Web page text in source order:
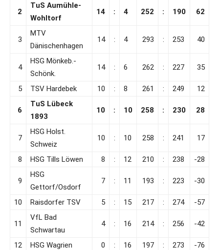
2
TuS Aumühle-
Wohltorf
14 : 4 252 : 190 62
3
MTV
Dänischenhagen
14 : 4 293 : 253 40
4
HSG Mönkeb.-
Schönk.
14 : 6 262 : 227 35
5 TSV Hardebek 10 : 8 261 : 249 12
6
TuS Lübeck
1893
10 : 10 258 : 230 28
7
HSG Holst.
Schweiz
10 : 10 258 : 241 17
8 HSG Tills Löwen 8 : 12 210 : 238 -28
9
HSG
Gettorf/Osdorf
7 : 11 193 : 223 -30
10 Raisdorfer TSV 5 : 15 217 : 274 -57
11
VfL Bad
Schwartau
4 : 16 214 : 256 -42
12 HSG Wagrien 0 : 16 197 : 273 -76